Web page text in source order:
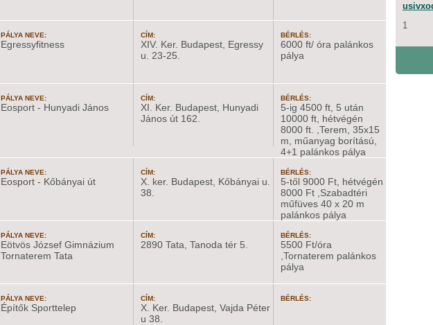
PÁLYA NEVE:
Egressyfitness
CÍM:
XIV. Ker. Budapest, Egressy
u. 23-25.
BÉRLÉS:
6000 ft/ óra palánkos
pálya
PÁLYA NEVE:
Eosport - Hunyadi János
CÍM:
XI. Ker. Budapest, Hunyadi
János út 162.
BÉRLÉS:
5-ig 4500 ft, 5 után
10000 ft, hétvégén
8000 ft. ,Terem, 35x15
m, műanyag borítású,
4+1 palánkos pálya
PÁLYA NEVE:
Eosport - Kőbányai út
CÍM:
X. ker. Budapest, Kőbányai u.
38.
BÉRLÉS:
5-től 9000 Ft, hétvégén
8000 Ft ,Szabadtéri
műfüves 40 x 20 m
palánkos pálya
PÁLYA NEVE:
Eötvös József Gimnázium
Tornaterem Tata
CÍM:
2890 Tata, Tanoda tér 5.
BÉRLÉS:
5500 Ft/óra
,Tornaterem palánkos
pálya
PÁLYA NEVE:
Építők Sporttelep
CÍM:
X. Ker. Budapest, Vajda Péter
u 38.
BÉRLÉS:
1